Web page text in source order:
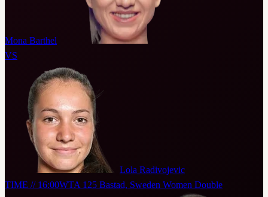
Mona Barthel
VS
Lola Radivojevic
TIME // 16:00WTA 125 Bastad, Sweden Women Double